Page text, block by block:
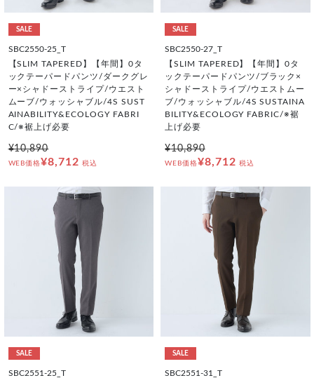
SALE
SBC2550-25_T
【SLIM TAPERED】【年間】0タ
ックテーパードパンツ/ダークグレ
ー×シャドーストライプ/ウエスト
ムーブ/ウォッシャブル/4S SUST
AINABILITY&ECOLOGY FABRI
C/※裾上げ必要
¥10,890
WEB価格¥8,712 税込
SALE
SBC2550-27_T
【SLIM TAPERED】【年間】0タ
ックテーパードパンツ/ブラック×
シャドーストライプ/ウエストムー
ブ/ウォッシャブル/4S SUSTAINA
BILITY&ECOLOGY FABRIC/※裾
上げ必要
¥10,890
WEB価格¥8,712 税込
SALE
SBC2551-25_T
SALE
SBC2551-31_T